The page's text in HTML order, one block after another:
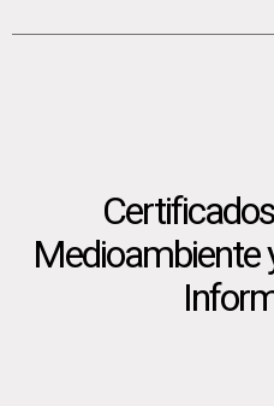
Medioambiente